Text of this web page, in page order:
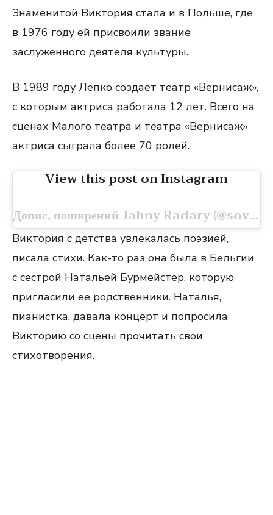
Знаменитой Виктория стала и в Польше, где
в 1976 году ей присвоили звание
заслуженного деятеля культуры.
В 1989 году Лепко создает театр «Вернисаж»,
с которым актриса работала 12 лет. Всего на
сценах Малого театра и театра «Вернисаж»
актриса сыграла более 70 ролей.
View this post on Instagram
Допис, поширений Jahny Radary (@soviet_actor)
Виктория с детства увлекалась поэзией,
писала стихи. Как-то раз она была в Бельгии
с сестрой Натальей Бурмейстер, которую
пригласили ее родственники. Наталья,
пианистка, давала концерт и попросила
Викторию со сцены прочитать свои
стихотворения.